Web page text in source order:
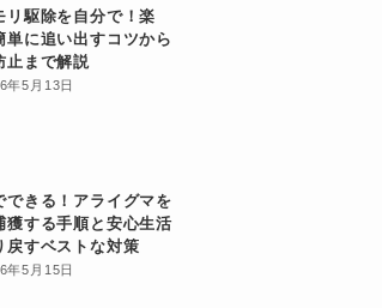
リ駆除を自分で！楽
単に追い出すコツから
止まで解説
年5月13日
できる！アライグマを
獲する手順と安心生活
戻すベストな対策
年5月15日